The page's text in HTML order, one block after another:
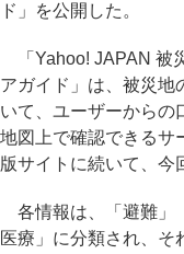
ド」を公開した。
「Yahoo! JAPAN 被
アガイド」は、被災地
いて、ユーザーからの
地図上で確認できるサ
版サイトに続いて、今
各情報は、「避難」
医療」に分類され、そ